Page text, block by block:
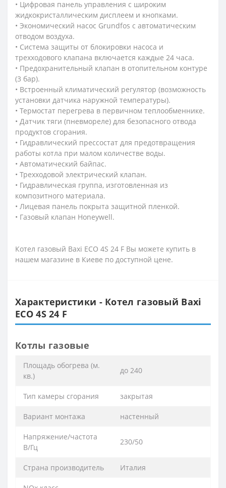
• Цифровая панель управления с широким
жидкокристаллическим дисплеем и кнопками.
• Экономический насос Grundfos с автоматическим
отводом воздуха.
• Система защиты от блокировки насоса и
трехходового клапана включается каждые 24 часа.
• Предохранительный клапан в отопительном контуре
(3 бар).
• Встроенный климатический регулятор (возможность
установки датчика наружной температуры).
• Термостат перегрева в первичном теплообменнике.
• Датчик тяги (пневмореле) для безопасного отвода
продуктов сгорания.
• Гидравлический прессостат для предотвращения
работы котла при малом количестве воды.
• Автоматический байпас.
• Трехходовой электрический клапан.
• Гидравлическая группа, изготовленная из
композитного материала.
• Лицевая панель покрыта защитной пленкой.
• Газовый клапан Honeywell.
Котел газовый Baxi ECO 4S 24 F Вы можете купить в
нашем магазине в Киеве по доступной цене.
Характеристики - Котел газовый Baxi
ECO 4S 24 F
Котлы газовые
Площадь обогрева (м.
кв.)
до 240
Тип камеры сгорания закрытая
Вариант монтажа настенный
Напряжение/частота
В/Гц
230/50
Страна производитель Италия